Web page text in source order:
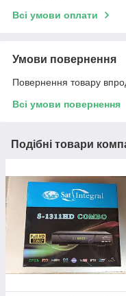
Всі умови оплати
Умови повернення
Повернення товару
Всі умови повернення
Подібні товари